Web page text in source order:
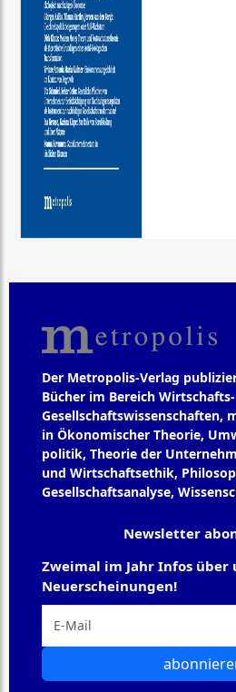
Der Metropolis-Verlag
Bücher im Bereich
Gesellschaftswissenschaften,
in Ökonomischer Theorie,
politik, Theorie der
und Wirtschaftsethik,
Gesellschaftsanalyse,
Newsletter
Zweimal im Jahr Infos über
Neuerscheinungen!